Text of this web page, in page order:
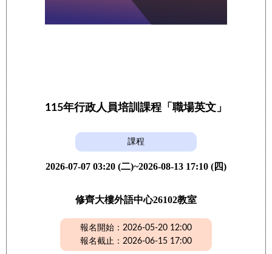
115年行政人員培訓課程「職場英文」
課程
2026-07-07 03:20 (二)~2026-08-13 17:10 (四)
修齊大樓外語中心26102教室
報名開始：2026-05-20 12:00
報名截止：2026-06-15 17:00